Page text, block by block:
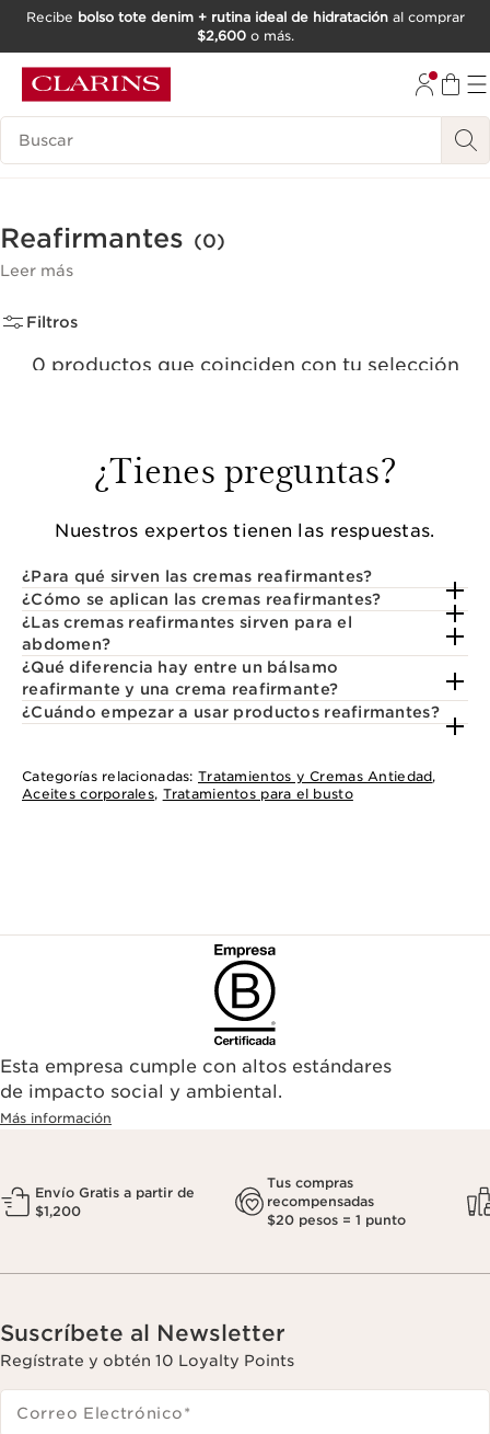
IR AL PIE DE PÁGINA
Recibe bolso tote denim + rutina ideal de hidrataciónal comprar
$2,600o más.
Buscar
Reafirmantes (0)
Leer más
Filtros
0 productos que coinciden con tu selección
¿Tienes preguntas?
Nuestros expertos tienen las respuestas.
¿Para qué sirven las cremas reafirmantes?
¿Cómo se aplican las cremas reafirmantes?
¿Las cremas reafirmantes sirven para el
abdomen?
¿Qué diferencia hay entre un bálsamo
reafirmante y una crema reafirmante?
¿Cuándo empezar a usar productos reafirmantes?
Categorías relacionadas: Tratamientos y Cremas Antiedad,
Aceites corporales, Tratamientos para el busto
Esta empresa cumple con altos estándares
de impacto social y ambiental.
Más información
Envío Gratis a partir de
$1,200
Tus compras
recompensadas
$20 pesos = 1 punto
Suscríbete al Newsletter
Regístrate y obtén 10 Loyalty Points
Correo Electrónico*